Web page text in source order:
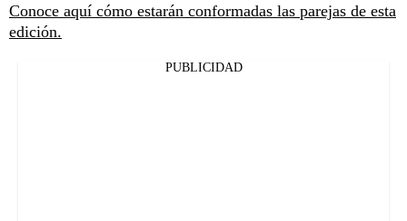
Conoce aquí cómo estarán conformadas las parejas de esta
edición.
PUBLICIDAD